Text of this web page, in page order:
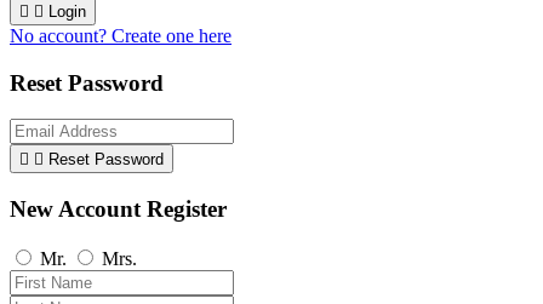
  Login
No account? Create one here
Reset Password
  Reset Password
New Account Register
Mr. Mrs.